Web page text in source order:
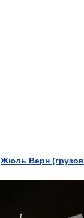
Жюль Верн